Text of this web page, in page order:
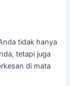
tidak hanya
tetapi juga
di mata